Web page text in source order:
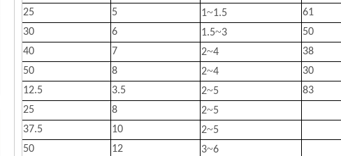
25
5 1~1.5 61
30
6 1.5~3 50
40
7 2~4 38
50
8 2~4 30
12.5
3.5 2~5 83
25
8 2~5
37.5
10 2~5
50
12 3~6